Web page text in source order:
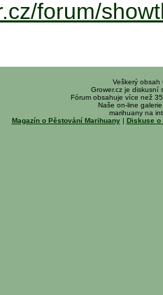
forum/
Veškerý obsah
Grower.cz je diskusní
Fórum obsahuje více než
Naše on-line
marihuany na
Magazín o Pěstování Marihuany| Diskuse o